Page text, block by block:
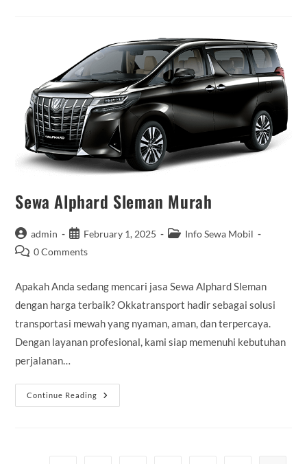
Sewa Alphard Sleman Murah
Post
author:
admin
Post
published:
February 1, 2025
PostInfo Sewa Mobil
Post0 Comments
Apakah Anda sedang mencari jasa Sewa Alphard Sleman
dengan harga terbaik? Okkatransport hadir sebagai solusi
transportasi mewah yang nyaman, aman, dan terpercaya.
Dengan layanan profesional, kami siap memenuhi kebutuhan
perjalanan…
Continue Reading
Sewa
Alphard